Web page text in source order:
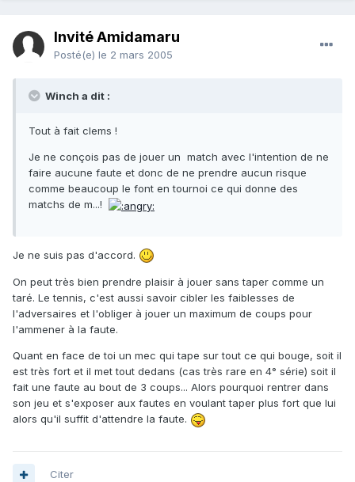
Invité Amidamaru
Posté(e) le 2 mars 2005
Winch a dit :
Tout à fait clems !
Je ne conçois pas de jouer un match avec l'intention de ne
faire aucune faute et donc de ne prendre aucun risque
comme beaucoup le font en tournoi ce qui donne des
matchs de m...!
Je ne suis pas d'accord.
On peut très bien prendre plaisir à jouer sans taper comme un
taré. Le tennis, c'est aussi savoir cibler les faiblesses de
l'adversaires et l'obliger à jouer un maximum de coups pour
l'ammener à la faute.
Quant en face de toi un mec qui tape sur tout ce qui bouge, soit il
est très fort et il met tout dedans (cas très rare en 4° série) soit il
fait une faute au bout de 3 coups... Alors pourquoi rentrer dans
son jeu et s'exposer aux fautes en voulant taper plus fort que lui
alors qu'il suffit d'attendre la faute.
Citer